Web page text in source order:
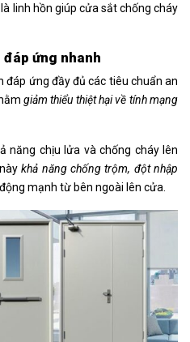
linh hồn giúp cửa sắt chống cháy
ứng nhanh
đáp ứng đầy đủ các tiêu chuẩn an
giảm thiểu thiệt hại về tính mạng
năng chịu lửa và chống cháy lên
khả năng chống trộm, đột nhập
mạnh từ bên ngoài lên cửa.